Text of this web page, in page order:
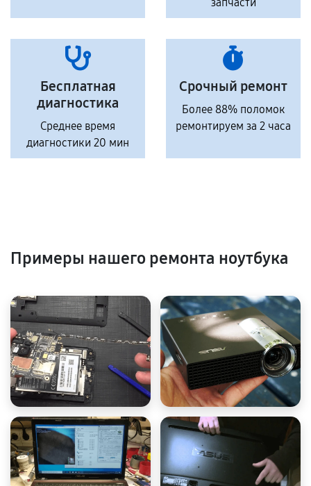
Бесплатная
диагностика
Среднее время
диагностики 20 мин
Срочный ремонт
Более 88% поломок
ремонтируем за 2 часа
Примеры нашего ремонта ноутбука